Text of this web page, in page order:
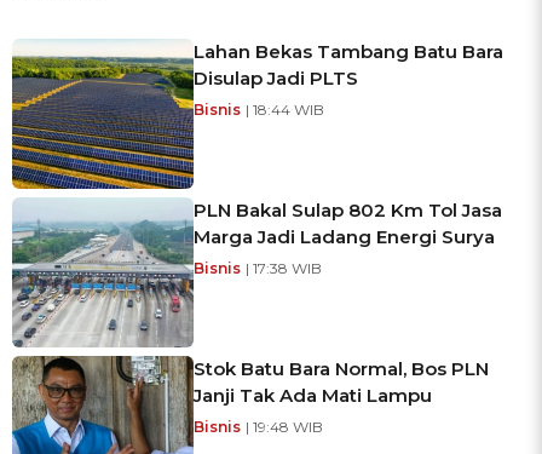
Lahan Bekas Tambang Batu Bara
Disulap Jadi PLTS
Bisnis | 18:44 WIB
PLN Bakal Sulap 802 Km Tol Jasa
Marga Jadi Ladang Energi Surya
Bisnis | 17:38 WIB
Stok Batu Bara Normal, Bos PLN
Janji Tak Ada Mati Lampu
Bisnis | 19:48 WIB